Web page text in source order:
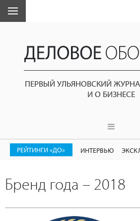
ПЕРВЫЙ УЛЬЯНОВСКИЙ
И О БИЗНЕСЕ
РЕЙТИНГИ «ДО» ИНТЕРВЬЮ
Бренд года – 2018